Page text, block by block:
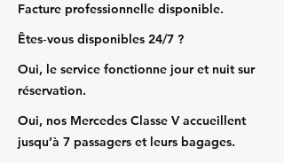
Facture professionnelle disponible.
Êtes‑vous disponibles 24/7 ?
Oui, le service fonctionne jour et nuit sur
réservation.
Oui, nos Mercedes Classe V accueillent
jusqu’à 7 passagers et leurs bagages.